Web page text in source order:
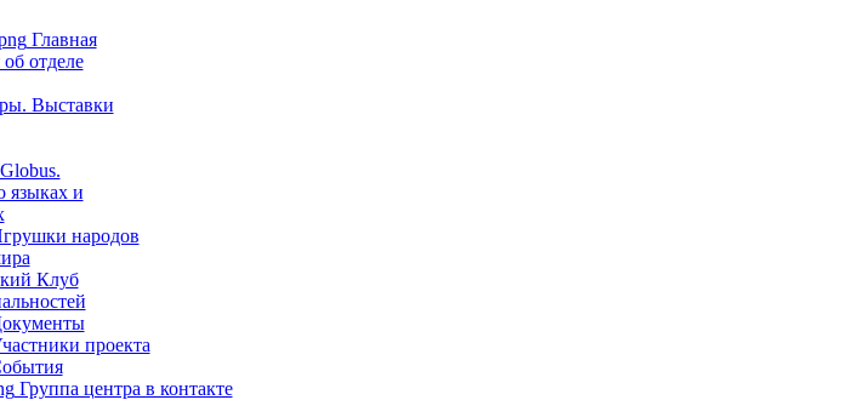
Главная
отделе
Выставки
языках и
народов
Клуб
проекта
Группа центра в контакте